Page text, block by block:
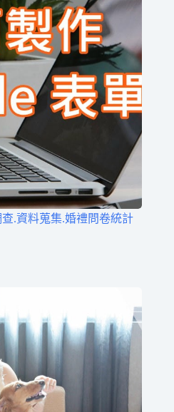
.資料蒐集.婚禮問卷統計